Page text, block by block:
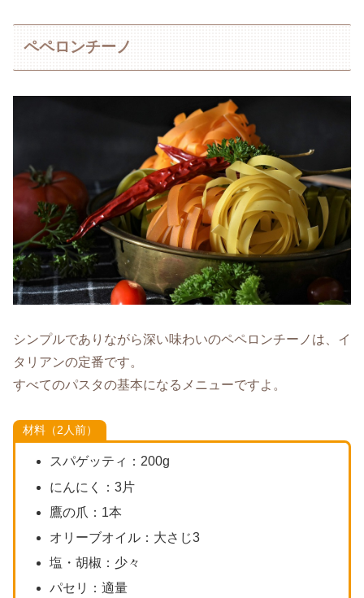
ペペロンチーノ
シンプルでありながら深い味わいのペペロンチーノは、イ
タリアンの定番です。
すべてのパスタの基本になるメニューですよ。
材料（2人前）
スパゲッティ：200g
にんにく：3片
鷹の爪：1本
オリーブオイル：大さじ3
塩・胡椒：少々
パセリ：適量